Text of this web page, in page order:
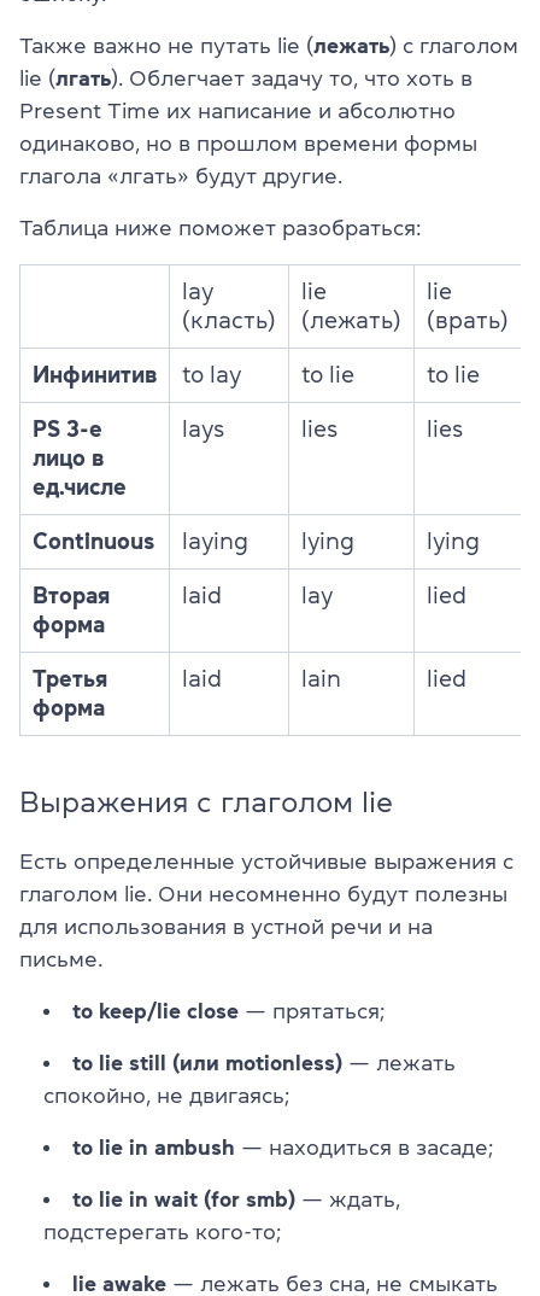
Также важно не путать lie (лежать) с глаголом
lie (лгать). Облегчает задачу то, что хоть в
Present Time их написание и абсолютно
одинаково, но в прошлом времени формы
глагола «лгать» будут другие.
Таблица ниже поможет разобраться:
lay
(класть)
lie
(лежать)
lie
(врать)
Инфинитив to lay to lie to lie
PS 3-е
лицо в
ед.числе
lays lies lies
Continuous laying lying lying
Вторая
форма
laid lay lied
Третья
форма
laid lain lied
Выражения с глаголом lie
Есть определенные устойчивые выражения с
глаголом lie. Они несомненно будут полезны
для использования в устной речи и на
письме.
to keep/lie close — прятаться;
to lie still (или motionless) — лежать
спокойно, не двигаясь;
to lie in ambush — находиться в засаде;
to lie in wait (for smb) — ждать,
подстерегать кого-то;
lie awake — лежать без сна, не смыкать